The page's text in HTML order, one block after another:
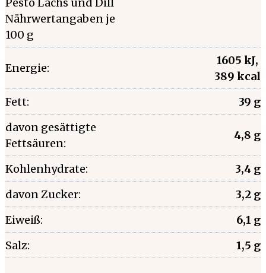
Nährwertangaben je
100 g
Energie:
1605 kJ,
389 kcal
Fett:
39 g
davon gesättigte
Fettsäuren:
4,8 g
Kohlenhydrate:
3,4 g
davon Zucker:
3,2 g
Eiweiß:
6,1 g
Salz:
1,5 g